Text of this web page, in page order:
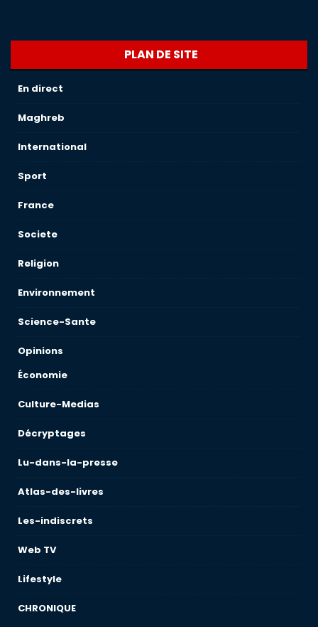
PLAN DE SITE
En direct
Maghreb
International
Sport
France
Societe
Religion
Environnement
Science-Sante
Opinions
Économie
Culture-Medias
Décryptages
Lu-dans-la-presse
Atlas-des-livres
Les-indiscrets
Web TV
Lifestyle
CHRONIQUE